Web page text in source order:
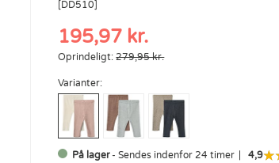
[DD510]
195,97 kr.
Oprindeligt:279,95 kr.
Varianter:
På lager - Sendes indenfor 24 timer 4,9